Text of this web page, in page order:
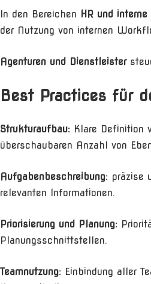
In den Bereichen HR und
der Nutzung von internen
Agenturen und Dienstleister
Best Practices für
Strukturaufbau: Klare Definition
überschaubaren Anzahl von
Aufgabenbeschreibung: präzise
relevanten Informationen.
Priorisierung und Planung:
Planungsschnittstellen.
Teamnutzung: Einbindung aller